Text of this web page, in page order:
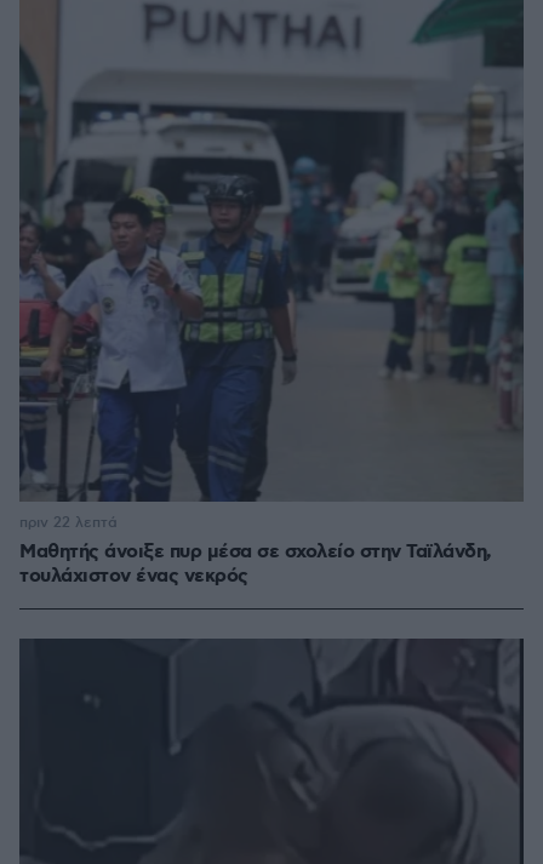
Μαθητής άνοιξε πυρ μέσα σε σχολείο στην Ταϊλάνδη,
τουλάχιστον ένας νεκρός
πριν 22 λεπτά